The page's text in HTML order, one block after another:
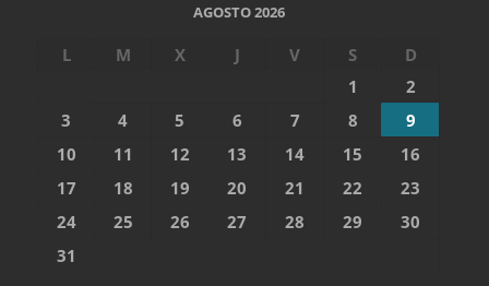
AGOSTO 2026
L M X J V S
D
1
2
3
4 5 6 7 8
9
10
11 12 13 14 15
16
17
18 19 20 21 22
23
24
25 26 27 28 29
30
31